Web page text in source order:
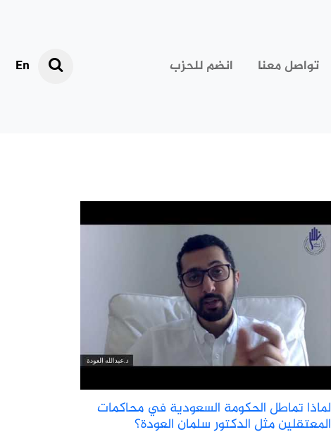
تواصل معنا انضم للحزب En
لماذا تماطل الحكومة السعودية في محاكمات
المعتقلين مثل الدكتور سلمان العودة؟